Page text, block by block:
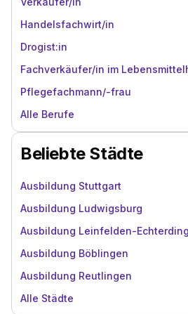
Handelsfachwirt/in
Drogist:in
Fachverkäufer/in im
Pflegefachmann/-frau
Alle Berufe
Beliebte Städte
Ausbildung Stuttgart
Ausbildung Ludwigsburg
Ausbildung Leinfelden-
Ausbildung Böblingen
Ausbildung Reutlingen
Alle Städte